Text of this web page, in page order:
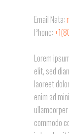
Email Nata:
Phone:
Lorem
elit, sed
laoreet
enim ad
commodo